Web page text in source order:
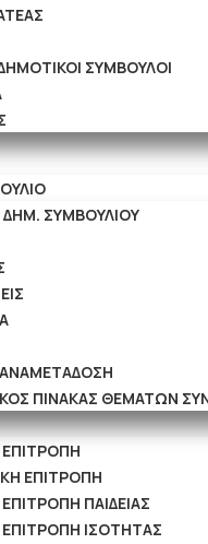
ΣΥΜΒΟΥΛΟΙ
ΣΥΜΒΟΥΛΙΟΥ
ΠΙΝΑΚΑΣ ΘΕΜΑΤΩΝ
ΕΠΙΤΡΟΠΗ
ΠΑΙΔΕΙΑΣ
ΙΣΟΤΗΤΑΣ